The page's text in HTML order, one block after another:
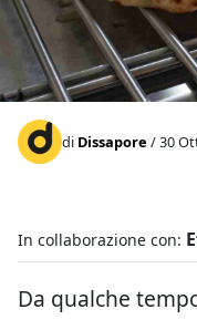
di Dissapore / 30
In collaborazione con:
Da qualche